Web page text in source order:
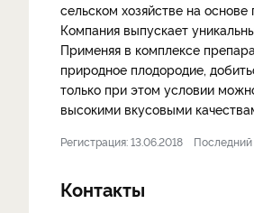
сельском хозяйстве на
Компания выпускает
Применяя в комплексе
природное плодородие,
только при этом условии
высокими вкусовыми
Регистрация: 13.06.2018 Последний
Контакты